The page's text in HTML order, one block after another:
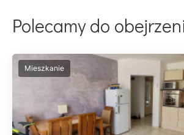
Polecamy do
Mieszkanie